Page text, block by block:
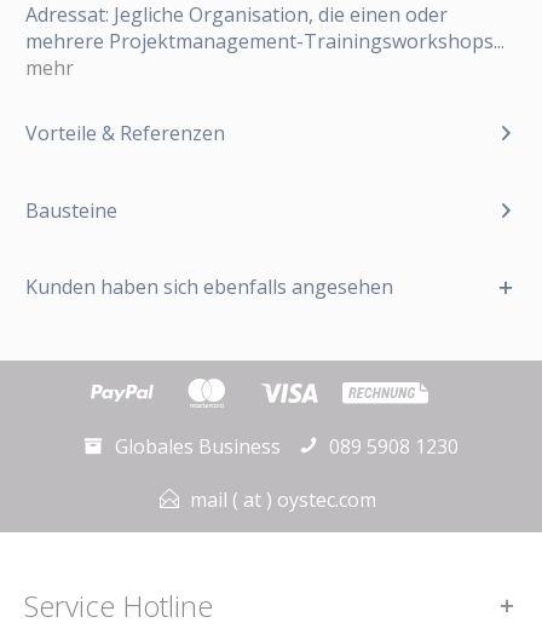
Adressat: Jegliche Organisation, die einen oder
mehrere Projektmanagement-Trainingsworkshops...
mehr
Vorteile & Referenzen
Bausteine
Kunden haben sich ebenfalls angesehen
Globales Business
089 5908 1230
mail ( at ) oystec.com
Service Hotline